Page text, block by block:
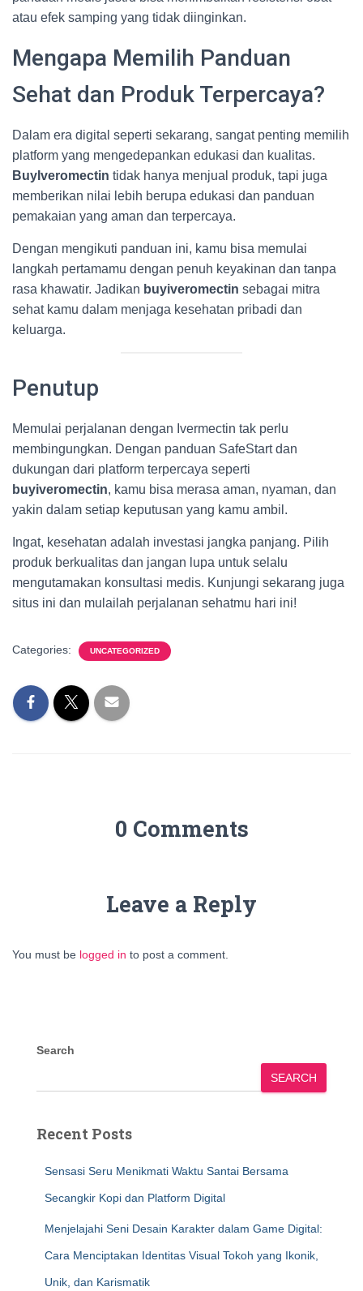
atau efek samping yang tidak diinginkan.
Mengapa Memilih Panduan
Sehat dan Produk Terpercaya?
Dalam era digital seperti sekarang, sangat penting memilih
platform yang mengedepankan edukasi dan kualitas.
BuyIveromectin tidak hanya menjual produk, tapi juga
memberikan nilai lebih berupa edukasi dan panduan
pemakaian yang aman dan terpercaya.
Dengan mengikuti panduan ini, kamu bisa memulai
langkah pertamamu dengan penuh keyakinan dan tanpa
rasa khawatir. Jadikan buyiveromectin sebagai mitra
sehat kamu dalam menjaga kesehatan pribadi dan
keluarga.
Penutup
Memulai perjalanan dengan Ivermectin tak perlu
membingungkan. Dengan panduan SafeStart dan
dukungan dari platform terpercaya seperti
buyiveromectin, kamu bisa merasa aman, nyaman, dan
yakin dalam setiap keputusan yang kamu ambil.
Ingat, kesehatan adalah investasi jangka panjang. Pilih
produk berkualitas dan jangan lupa untuk selalu
mengutamakan konsultasi medis. Kunjungi sekarang juga
situs ini dan mulailah perjalanan sehatmu hari ini!
Categories: UNCATEGORIZED
0 Comments
Leave a Reply
You must be logged in to post a comment.
Search
SEARCH
Recent Posts
Sensasi Seru Menikmati Waktu Santai Bersama
Secangkir Kopi dan Platform Digital
Menjelajahi Seni Desain Karakter dalam Game Digital:
Cara Menciptakan Identitas Visual Tokoh yang Ikonik,
Unik, dan Karismatik